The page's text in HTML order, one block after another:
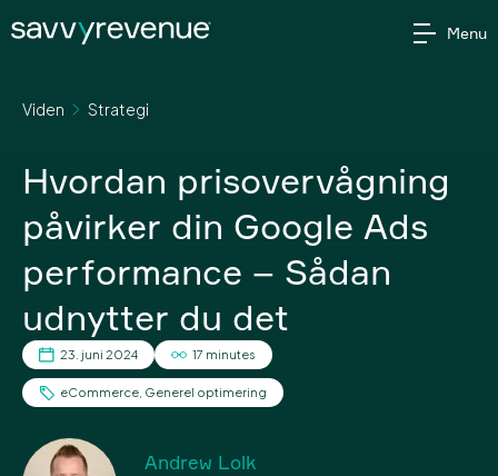
til
Menu
Viden Strategi
Hvordan prisovervågning
påvirker din Google Ads
performance – Sådan
udnytter du det
23. juni 2024 17 minutes
eCommerce Generel optimering
Andrew Lolk